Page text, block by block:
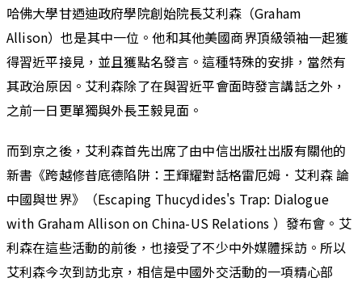
哈佛大學甘迺迪政府學院創始院長艾利森（Graham
Allison）也是其中一位。他和其他美國商界頂級領袖一起獲
得習近平接見，並且獲點名發言。這種特殊的安排，當然有
其政治原因。艾利森除了在與習近平會面時發言講話之外，
之前一日更單獨與外長王毅見面。
而到京之後，艾利森首先出席了由中信出版社出版有關他的
新書《跨越修昔底德陷阱：王輝耀對話格雷厄姆．艾利森 論
中國與世界》（Escaping Thucydides's Trap: Dialogue
with Graham Allison on China-US Relations ）發布會。艾
利森在這些活動的前後，也接受了不少中外媒體採訪。所以
艾利森今次到訪北京，相信是中國外交活動的一項精心部